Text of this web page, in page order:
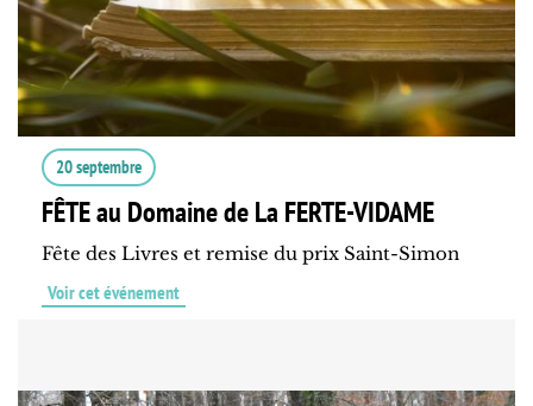
20 septembre
FÊTE au Domaine de La FERTE-VIDAME
Fête des Livres et remise du prix Saint-Simon
Voir cet événement